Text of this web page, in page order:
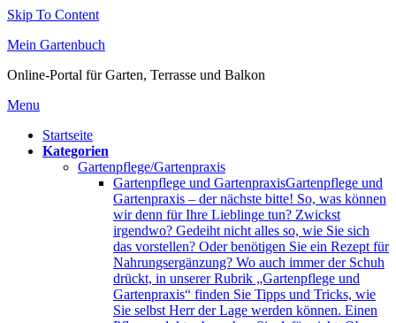
Skip To Content
Mein Gartenbuch
Online-Portal für Garten, Terrasse und Balkon
Menu
Startseite
Kategorien
Gartenpflege/Gartenpraxis
Gartenpflege und GartenpraxisGartenpflege und
Gartenpraxis – der nächste bitte! So, was können
wir denn für Ihre Lieblinge tun? Zwickst
irgendwo? Gedeiht nicht alles so, wie Sie sich
das vorstellen? Oder benötigen Sie ein Rezept für
Nahrungsergänzung? Wo auch immer der Schuh
drückt, in unserer Rubrik „Gartenpflege und
Gartenpraxis“ finden Sie Tipps und Tricks, wie
Sie selbst Herr der Lage werden können. Einen